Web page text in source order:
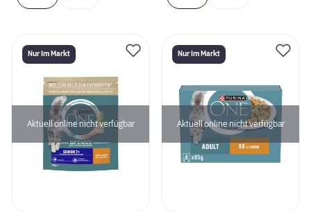
Nur Im Markt
Aktuell online nicht verfügbar
Nur Im Markt
Aktuell online nicht verfügbar